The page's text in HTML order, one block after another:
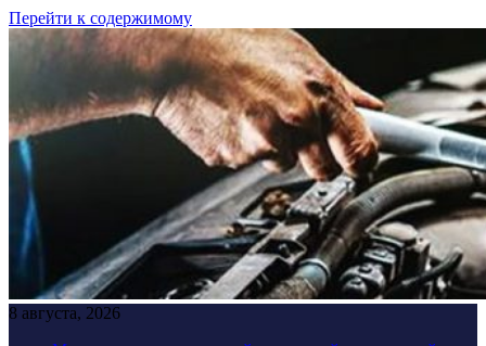
Перейти к содержимому
8 августа, 2026